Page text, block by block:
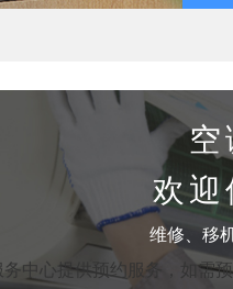
空
欢迎
维修、移
中心提供预约服务，如需预